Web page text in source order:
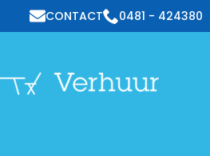
CONTACT 0481 - 424380